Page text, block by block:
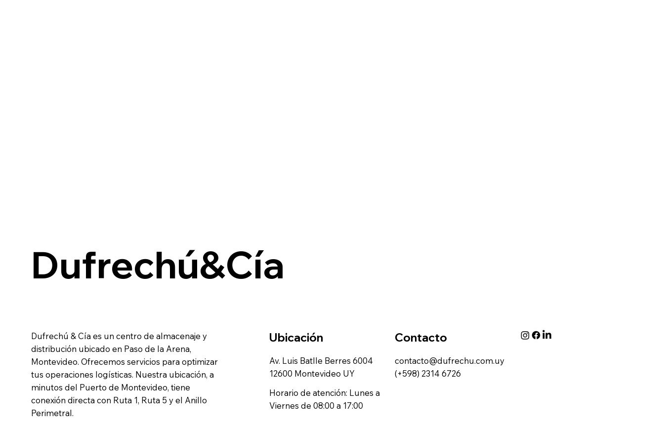
Dufrechú&Cía
Dufrechú & Cía es un centro de almacenaje y
distribución ubicado en Paso de la Arena,
Montevideo. Ofrecemos servicios para optimizar
tus operaciones logísticas. Nuestra ubicación, a
minutos del Puerto de Montevideo, tiene
conexión directa con Ruta 1, Ruta 5 y el Anillo
Perimetral.
Ubicación
Av. Luis Batlle Berres 6004
12600 Montevideo UY
Horario de atención: Lunes a
Viernes de 08:00 a 17:00
Contacto
contacto@dufrechu.com.uy
(+598) 2314 6726